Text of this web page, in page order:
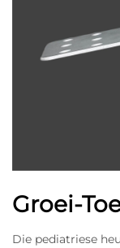
Groei-
Die pediatriese